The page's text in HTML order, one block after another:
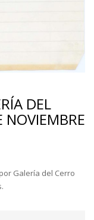
DEL
NOVIEMBRE
Galería del Cerro